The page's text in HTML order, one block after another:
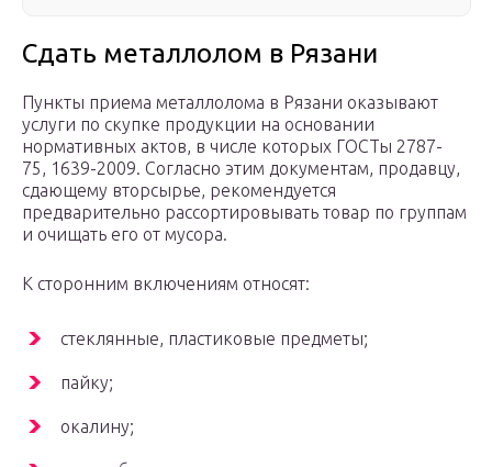
Сдать металлолом в Рязани
Пункты приема металлолома в Рязани оказывают
услуги по скупке продукции на основании
нормативных актов, в числе которых ГОСТы 2787-
75, 1639-2009. Согласно этим документам, продавцу,
сдающему вторсырье, рекомендуется
предварительно рассортировывать товар по группам
и очищать его от мусора.
К сторонним включениям относят:
стеклянные, пластиковые предметы;
пайку;
окалину;